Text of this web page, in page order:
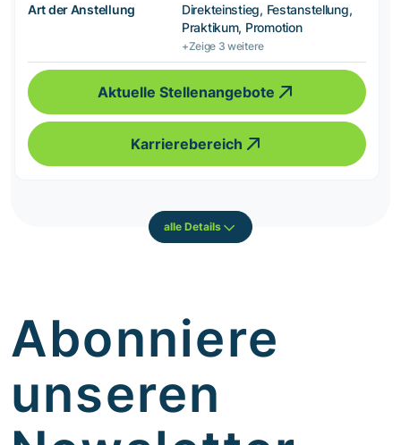
Art der Anstellung
Direkteinstieg, Festanstellung,
Praktikum, Promotion
+Zeige 3 weitere
Aktuelle Stellenangebote
Karrierebereich
alle Details
Abonniere
unseren